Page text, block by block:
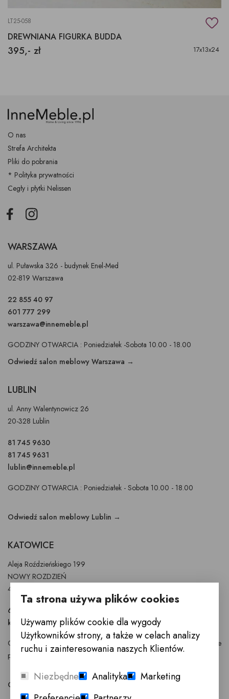
LT25-058
DREWNIANA FIGURKA BUDDA
395,- zł 17x13x24
O nas
Strefa Architekta
Pliki do pobrania
* Polityka prywatności
Cegły i płytki Nelissen
FacebookInstagram
WARSZAWA
ul. Puławska 326 - budynek Enel-Med
02-819 Warszawa
22 855 40 97
601 777 299
warszawa@innemeble.pl
GODZINY OTWARCIA : Poniedziałek -Sobota 10.00 - 18.00
Odwiedź salon meblowy Warszawa →
LUBLIN
ul. Anny Walentynowicz 26
20-328 Lublin
81 745 9630
81 745 9631
lublin@innemeble.pl
GODZINY OTWARCIA : Poniedziałek - Sobota 10.00 - 18.00
Odwiedź salon meblowy Lublin →
KATOWICE
Aleja Roździeńskiego 199
NOWY ROZDZIEŃ
40-315 Katowice
697 900 251
katowice@innemeble.pl
GODZINY OTWARCIA : Poniedziałek -Sobota 10.00 - 19.00 Niedziele
pracujące 10.00 - 17.00
Odwiedź salon meblowy Katowice →
Ta strona używa plików cookies
Używamy plików cookie dla wygody
Użytkowników strony, a także w celach analizy
ruchu i zainteresowania naszych Klientów.
Niezbędne Analityka
Marketing